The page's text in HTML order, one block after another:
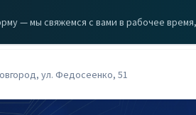
— мы свяжемся с вами в рабочее
КОНТАКТЫ
ул. Федосеенко, 51